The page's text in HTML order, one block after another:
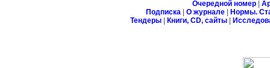
Очередной номер
Подписка| О журнале|
Нормы.
Тендеры
Книги, CD, сайты